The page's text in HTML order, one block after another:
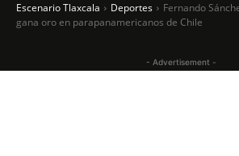
Escenario Tlaxcala Deportes
Fernando
gana oro en parapanamericanos de Chile
- Advertisement -